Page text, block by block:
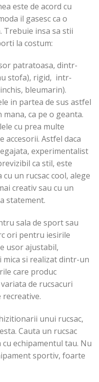
este de acord cu
il gasesc ca o
Trebuie insa sa stii
la costum:
patratoasa, dintr-
stofa), rigid, intr-
bleumarin).
in partea de sus astfel
ca pe o geanta.
cu prea multe
accesorii. Astfel daca
experimentalist
ca stil, este
un rucsac cool, alege
creativ sau cu un
statement.
sala de sport sau
ori pentru iesirile
usor ajustabil,
si realizat dintr-un
care produc
de rucsacuri
unui rucsac,
Cauta un rucsac
echipamentul tau. Nu
sportiv, foarte